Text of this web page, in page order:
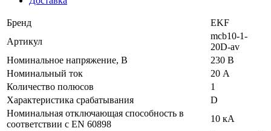
Бренд
EKF
Артикул
mcb10-1-
20D-av
Номинальное напряжение, В
230 В
Номинальный ток
20 А
Количество полюсов
1
Характеристика срабатывания
D
Номинальная отключающая способность в
соответствии с EN 60898
10 кА